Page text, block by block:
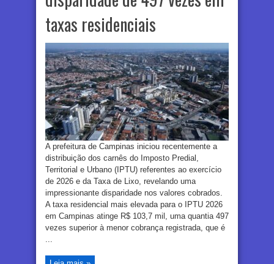
taxas residenciais
A prefeitura de Campinas iniciou recentemente a
distribuição dos carnês do Imposto Predial,
Territorial e Urbano (IPTU) referentes ao exercício
de 2026 e da Taxa de Lixo, revelando uma
impressionante disparidade nos valores cobrados.
A taxa residencial mais elevada para o IPTU 2026
em Campinas atinge R$ 103,7 mil, uma quantia 497
vezes superior à menor cobrança registrada, que é
...